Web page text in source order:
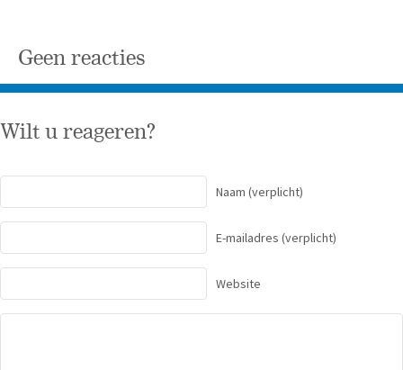
Geen reacties
Wilt u reageren?
Naam (verplicht)
E-mailadres (verplicht)
Website